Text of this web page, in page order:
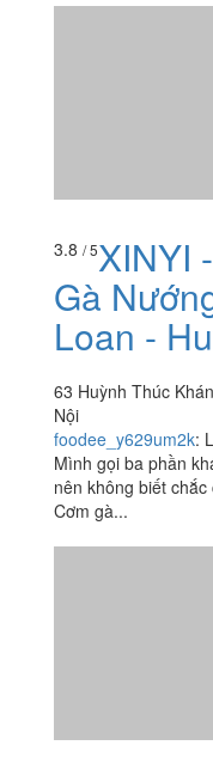
3.9 Xiên
THCS
24 Nguyễn Công
foodee_wiz0nb2u: